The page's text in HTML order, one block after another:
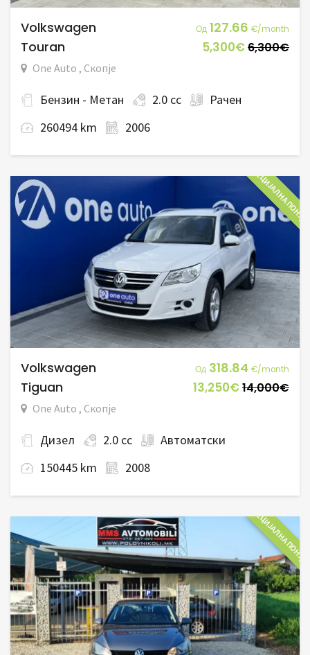
Volkswagen Од 127.66 €/month
Touran 5,300€6,300€
One Auto , Скопје
Бензин - Метан 2.0 cc
Рачен
260494 km
2006
СПЕЦИЈАЛНА
Volkswagen Од 318.84 €/month
Tiguan 13,250€14,000€
One Auto , Скопје
Дизел 2.0 cc
Автоматски
150445 km
2008
СПЕЦИЈАЛНА